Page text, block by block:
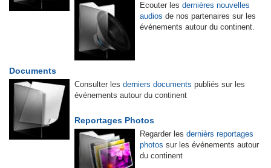
Ecouter les dernières nouvelles
audios de nos partenaires sur les
événements autour du continent.
Documents
Consulter les derniers documents publiés sur les
événements autour du continent
Reportages Photos
Regarder les dernièrs reportages
photos sur les événements autour
du continent